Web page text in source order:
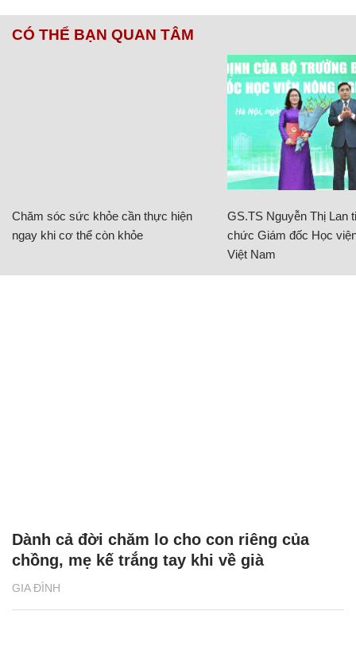
CÓ THỂ BẠN QUAN TÂM
Chăm sóc sức khỏe cần thực hiện
ngay khi cơ thể còn khỏe
GS.TS Nguyễn Thị Lan
chức Giám đốc Học
Việt Nam
GIA ĐÌNH
Dành cả đời chăm lo cho con riêng của
chồng, mẹ kế trắng tay khi về già